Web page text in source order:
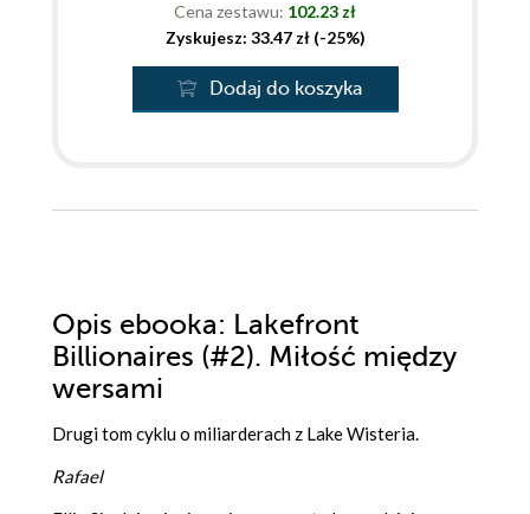
Cena zestawu: 102.23 zł
Zyskujesz: 33.47 zł (-25%)
Dodaj do koszyka
Opis ebooka: Lakefront
Billionaires (#2). Miłość między
wersami
Drugi tom cyklu o miliarderach z Lake Wisteria.
Rafael